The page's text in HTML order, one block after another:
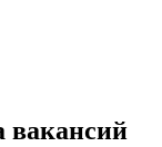
вакансий